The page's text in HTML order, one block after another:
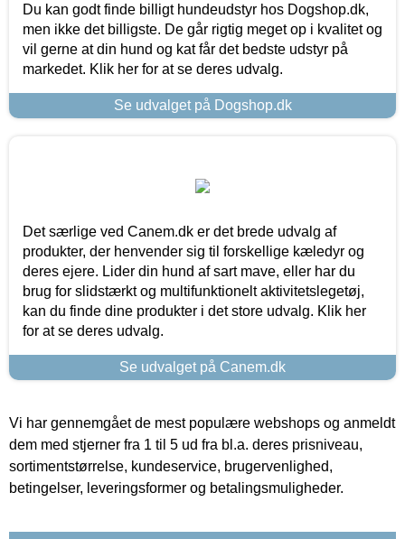
Du kan godt finde billigt hundeudstyr hos Dogshop.dk,
men ikke det billigste. De går rigtig meget op i kvalitet og
vil gerne at din hund og kat får det bedste udstyr på
markedet. Klik her for at se deres udvalg.
Se udvalget på Dogshop.dk
Det særlige ved Canem.dk er det brede udvalg af
produkter, der henvender sig til forskellige kæledyr og
deres ejere. Lider din hund af sart mave, eller har du
brug for slidstærkt og multifunktionelt aktivitetslegetøj,
kan du finde dine produkter i det store udvalg. Klik her
for at se deres udvalg.
Se udvalget på Canem.dk
Vi har gennemgået de mest populære webshops og anmeldt
dem med stjerner fra 1 til 5 ud fra bl.a. deres prisniveau,
sortimentstørrelse, kundeservice, brugervenlighed,
betingelser, leveringsformer og betalingsmuligheder.